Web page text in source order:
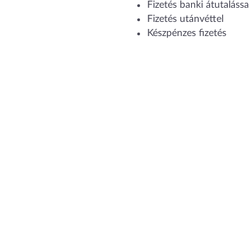
Fizetés banki átutalással
Fizetés utánvéttel
Készpénzes fizetés